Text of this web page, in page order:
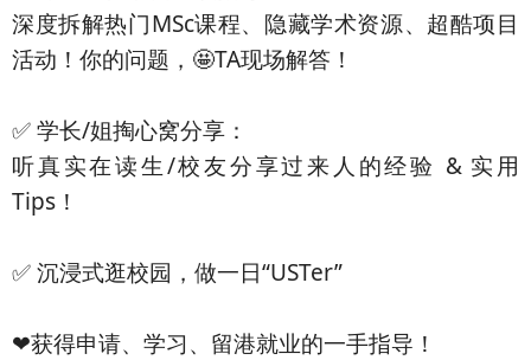
深度拆解热门MSc课程、隐藏学术资源、超酷项目
活动！你的问题，🤩TA现场解答！
✅ 学长/姐掏心窝分享：
听真实在读生/校友分享过来人的经验 & 实用
Tips！
✅ 沉浸式逛校园，做一日“USTer”
❤获得申请、学习、留港就业的一手指导！